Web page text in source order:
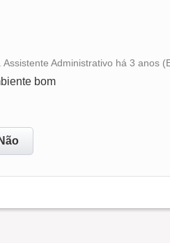
Administrativo há 3 anos
bom
Não